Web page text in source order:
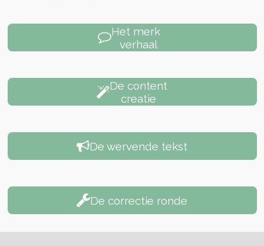
Het merk
verhaal
De content
creatie
De wervende tekst
De correctie ronde